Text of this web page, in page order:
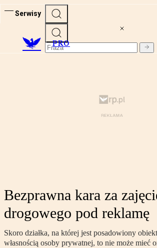
Serwisy
PRO
Bezprawna kara za
drogowego pod reklamę
Skoro działka, na której jest posadowiony
własnością osoby prywatnej, to nie może mieć